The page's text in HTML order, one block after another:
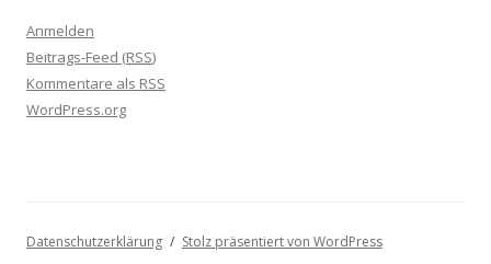
Anmelden
Beitrags-Feed (RSS)
Kommentare als RSS
WordPress.org
Datenschutzerklärung Stolz präsentiert von WordPress